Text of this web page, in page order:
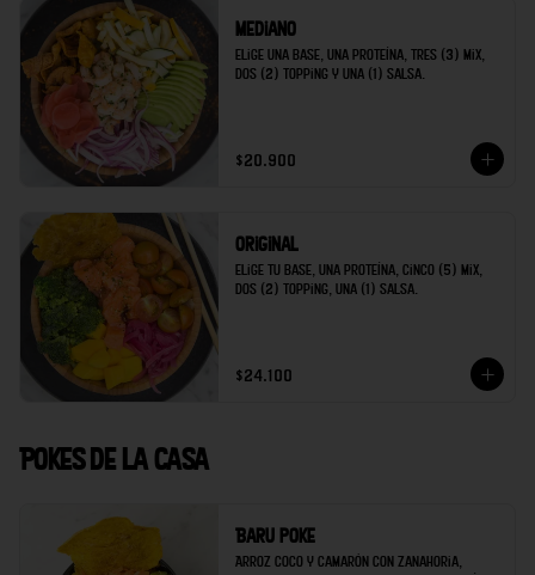
Mediano
Elige una base, una proteína, tres (3) mix,
dos (2) topping y una (1) salsa.
$20.900
Original
Elige tu base, una proteína, cinco (5) mix,
dos (2) topping, una (1) salsa.
$24.100
Pokes de la casa
Baru poke
Arroz coco y camarón con zanahoria,